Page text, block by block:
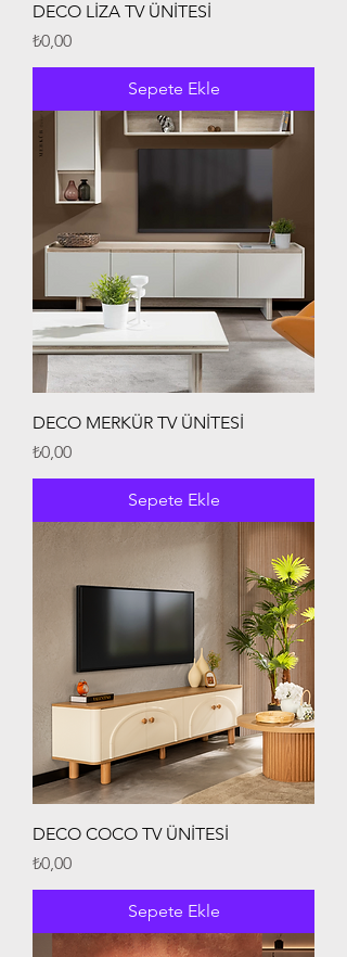
DECO LİZA TV ÜNİTESİ
Fiyat
₺0,00
Sepete Ekle
DECO MERKÜR TV ÜNİTESİ
Fiyat
₺0,00
Sepete Ekle
DECO COCO TV ÜNİTESİ
Fiyat
₺0,00
Sepete Ekle